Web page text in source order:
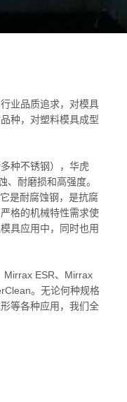
业品质追求，对模具
种，对塑料模具成型
种不锈钢），华虎
、耐磨损和高强度。
是耐腐蚀钢，是抗腐
格的机械特性需求使
具应用中，同时也用
Mirrax ESR、Mirrax
。无论何种规格
等各种应用，我们全